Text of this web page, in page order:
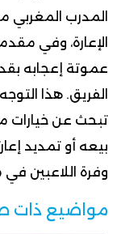
المدرب المغربي
الإعارة، وفي
عموتة إعجابه
الفريق. هذا
تبحث عن خيارات
بيعه أو تمديد
وفرة اللاعبين في
مواضيع ذات